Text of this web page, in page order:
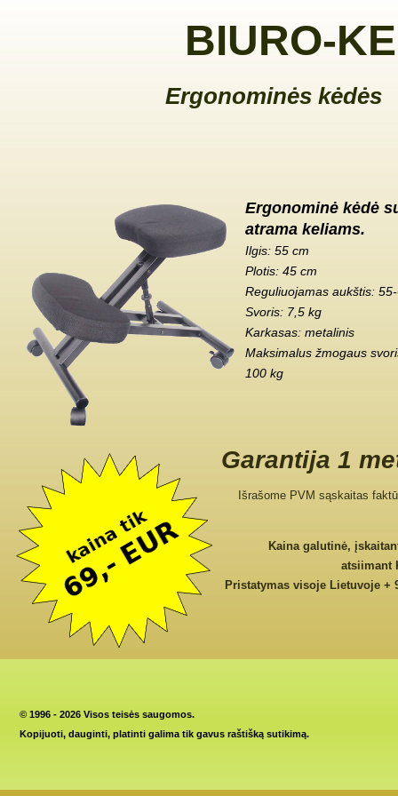
BIURO-
Ergonominės kėdės
Ergonominė kėdė
atrama keliams.
Ilgis: 55 cm
Plotis: 45 cm
Reguliuojamas aukštis:
Svoris: 7,5 kg
Karkasas: metalinis
Maksimalus žmogaus
100 kg
Garantija 1
Išrašome PVM sąskaitas
Kaina galutinė,
atsiimant
Pristatymas visoje Lietuvoje +
© 1996 - 2026 Visos teisės saugomos.
Kopijuoti, dauginti, platinti galima tik gavus raštišką sutikimą.